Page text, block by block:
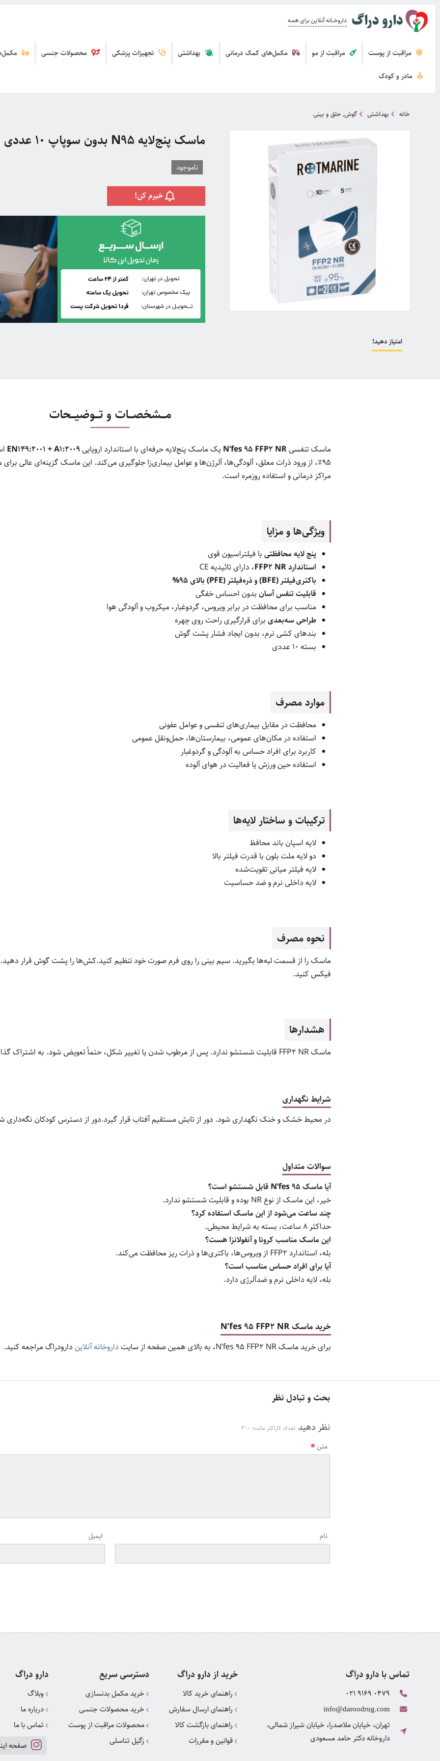
دارو دراگ داروخــــانه آنــلاین برای همــه
مراقبت از پوست مراقبت از مو مکمل‌های کمک درمانی بهداشتی تجهیزات پزشکی محصولات جنسی
مادر و کودک
خانه بهداشتی گوش, حلق و بینی
امتیاز دهید!
ماسک پنج‌لایه N95 بدون سوپاپ 10 عددی ROTMARINE
ناموجود
خبرم کن!
مـــشخصـــات و تـــوضیـــحات
ماسک تنفسیN’fes 95 FFP2 NR یک ماسک پنج‌لایه حرفه‌ای با استاندارد اروپاییEN149:2001 + A1:2009
95٪، از ورود ذرات معلق، آلودگی‌ها، آلرژن‌ها و عوامل بیماری‌زا جلوگیری می‌کند. این ماسک گزینه‌ای عالی
مراکز درمانی و استفاده روزمره است.
ویژگی‌ها و مزایا
پنج لایه محافظتی با فیلتراسیون قوی
استاندارد FFP2 NR
، دارای تائیدیه CE
باکتری‌فیلتر (BFE) و ذره‌فیلتر (PFE) بالای 95%
قابلیت تنفس آسان بدون احساس خفگی
مناسب برای محافظت در برابر ویروس، گردوغبار، میکروب و آلودگی هوا
طراحی سه‌بعدی برای قرارگیری راحت روی چهره
بندهای کشی نرم، بدون ایجاد فشار پشت گوش
بسته ۱۰ عددی
موارد مصرف
محافظت در مقابل بیماری‌های تنفسی و عوامل عفونی
استفاده در مکان‌های عمومی، بیمارستان‌ها، حمل‌ونقل عمومی
کاربرد برای افراد حساس به آلودگی و گردوغبار
استفاده حین ورزش یا فعالیت در هوای آلوده
ترکیبات و ساختار لایه‌ها
لایه اسپان باند محافظ
دو لایه ملت بلون با قدرت فیلتر بالا
لایه فیلتر میانی تقویت‌شده
لایه داخلی نرم و ضد حساسیت
نحوه مصرف
ماسک را از قسمت لبه‌ها بگیرید. سیم بینی را روی فرم صورت خود تنظیم کنید.کش‌ها را پشت گوش قرار
فیکس کنید.
هشدارها
ماسک FFP2 NR قابلیت شستشو ندارد. پس از مرطوب شدن یا تغییر شکل، حتماً تعویض شود. به اشتراک گذاشتن ماسک با دیگران ممنوع است.
شرایط نگهداری
در محیط خشک و خنک نگهداری شود. دور از تابش مستقیم آفتاب قرار گیرد.دور از دسترس کودکان نگه‌داری
سوالات متداول
آیا ماسک N’fes 95 قابل شستشو است؟
خیر، این ماسک از نوع NR بوده و قابلیت شستشو ندارد.
چند ساعت می‌شود از این ماسک استفاده کرد؟
حداکثر ۸ ساعت، بسته به شرایط محیطی.
این ماسک مناسب کرونا و آنفولانزا هست؟
بله، استاندارد FFP2 از ویروس‌ها، باکتری‌ها و ذرات ریز محافظت می‌کند.
آیا برای افراد حساس مناسب است؟
بله، لایه داخلی نرم و ضدآلرژی دارد.
خرید ماسک N’fes 95 FFP2 NR
برای خرید ماسک N’fes 95 FFP2 NR، به بالای همین صفحه از سایت داروخانه آنلاین دارودراگ مراجعه کنید.
بحث و تبادل نظر
نظر دهید تعداد کاراکتر مانده: 300
متن
نام ایمیل
تماس با دارو دراگ
021 9169 0479
info@daroodrug.com
تهران، خیابان ملاصدرا، خیابان شیراز شمالی،
داروخانه دکتر حامد مسعودی
خرید از دارو دراگ
راهنمای خرید کالا
راهنمای ارسال سفارش
راهنمای بازگشت کالا
قوانین و مقررات
دسترسی سریع
خرید مکمل بدنسازی
خرید محصولات جنسی
محصولات مراقبت از پوست
زگیل تناسلی
دارو دراگ
وبلاگ
درباره ما
تماس با ما
صفحه